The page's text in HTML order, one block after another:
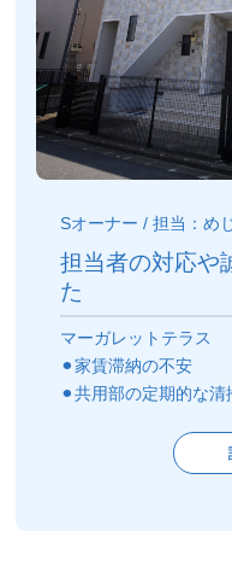
Sオーナー / 担当：め
担当者の対応や
た
マーガレットテラス
⚫︎家賃滞納の不安
⚫︎共用部の定期的な